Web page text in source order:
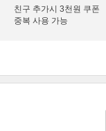
친구 추가시 3천원 쿠폰
중복 사용 가능